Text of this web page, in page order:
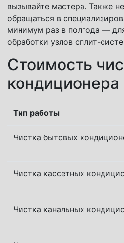
вызывайте мастера. Также
обращаться в
минимум раз в полгода —
обработки узлов сплит-
Стоимость
кондиционера
Тип работы
Чистка бытовых
Чистка кассетных
Чистка канальных